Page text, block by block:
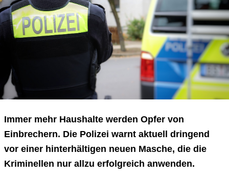
Immer mehr Haushalte werden Opfer von
Einbrechern. Die Polizei warnt aktuell dringend
vor einer hinterhältigen neuen Masche, die die
Kriminellen nur allzu erfolgreich anwenden.